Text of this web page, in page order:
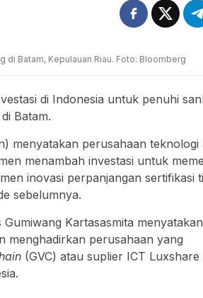
di Batam, Kepulauan Riau. Foto: Bloomberg
di Indonesia untuk penuhi
Batam.
menyatakan perusahaan teknologi
menambah investasi untuk
inovasi perpanjangan sertifikasi
sebelumnya.
Kartasasmita menyatakan
menghadirkan perusahaan yang
(GVC) atau suplier ICT